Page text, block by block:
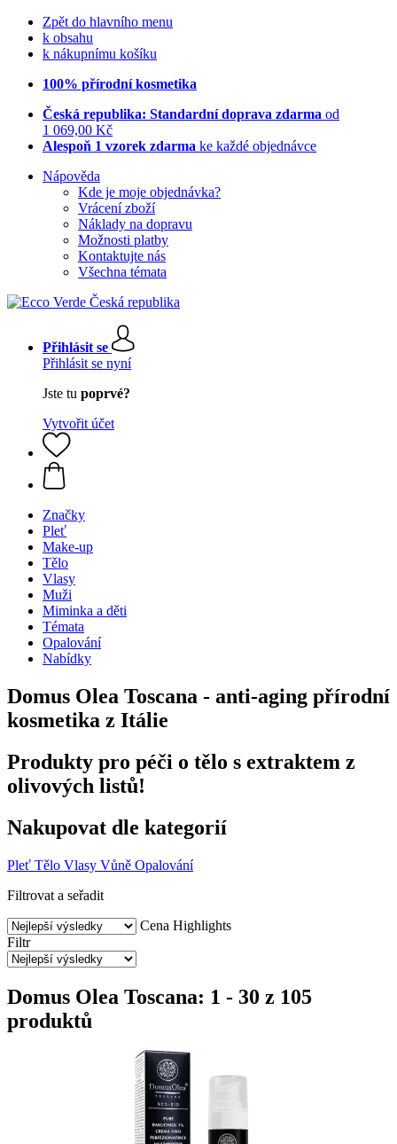
Zpět do hlavního menu
k obsahu
k nákupnímu košíku
100% přírodní kosmetika
Česká republika: Standardní doprava zdarma od
1 069,00 Kč
Alespoň 1 vzorek zdarma ke každé objednávce
Nápověda
Kde je moje objednávka?
Vrácení zboží
Náklady na dopravu
Možnosti platby
Kontaktujte nás
Všechna témata
Přihlásit se
Přihlásit se nyní
Jste tu poprvé?
Vytvořit účet
Značky
Pleť
Make-up
Tělo
Vlasy
Muži
Miminka a děti
Témata
Opalování
Nabídky
Domus Olea Toscana - anti-aging přírodní
kosmetika z Itálie
Produkty pro péči o tělo s extraktem z
olivových listů!
Nakupovat dle kategorií
Pleť Tělo Vlasy Vůně Opalování
Filtrovat a seřadit
Cena Highlights
Filtr
Domus Olea Toscana: 1 - 30 z 105
produktů